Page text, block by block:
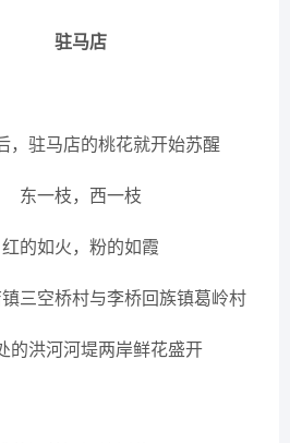
驻马店
驻马店的桃花就开始苏醒
一枝，西一枝
如火，粉的如霞
空桥村与李桥回族镇葛岭村
洪河河堤两岸鲜花盛开